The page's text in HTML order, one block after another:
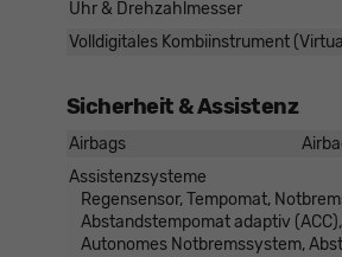
Uhr & Drehzahlmesser
Volldigitales Kombiinstrument
Sicherheit & Assistenz
Airbags
Assistenzsysteme
Regensensor, Tempomat,
Abstandstempomat adaptiv
Autonomes Notbremssystem,